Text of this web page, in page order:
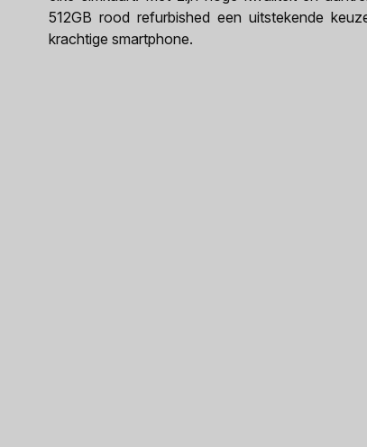
512GB rood refurbished een uitstekende
krachtige smartphone.